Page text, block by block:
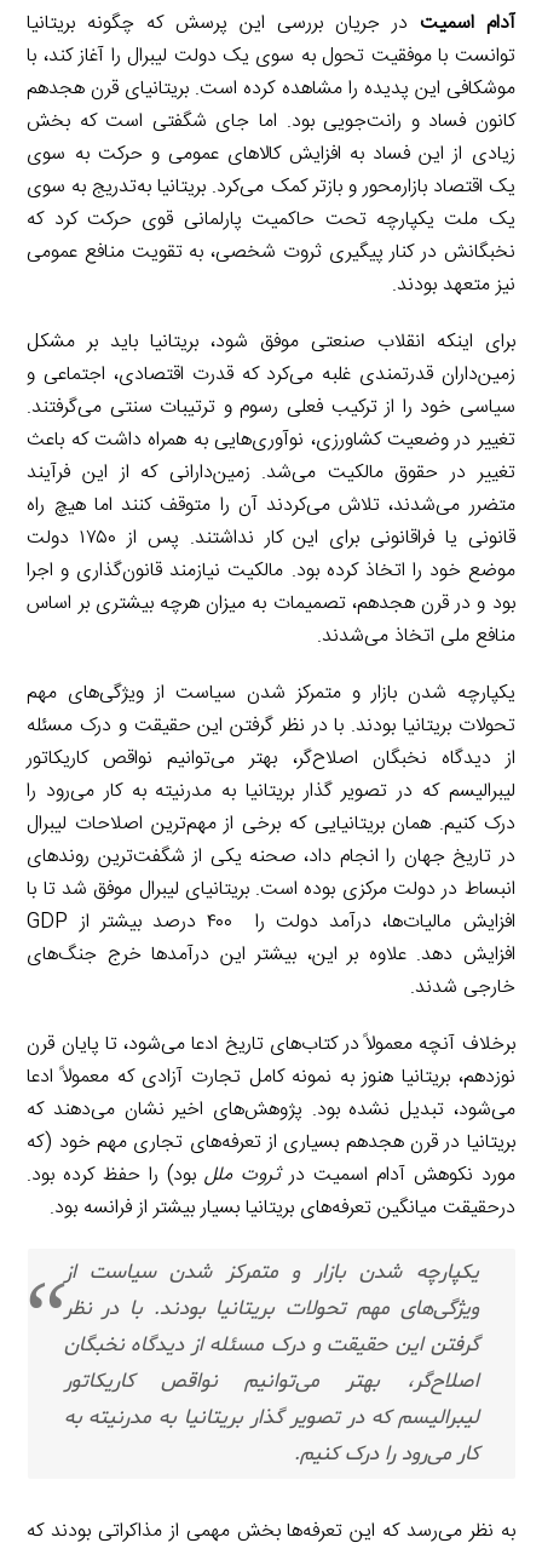
آدام اسمیت در جریان بررسی این پرسش که چگونه بریتانیا
توانست با موفقیت تحول به سوی یک دولت لیبرال را آغاز کند، با
موشکافی این پدیده را مشاهده کرده است. بریتانیای قرن هجدهم
کانون فساد و رانت‌جویی بود. اما جای شگفتی است که بخش
زیادی از این فساد به افزایش کالاهای عمومی و حرکت به سوی
یک اقتصاد بازارمحور و بازتر کمک می‌کرد. بریتانیا به‌تدریج به سوی
یک ملت یکپارچه تحت حاکمیت پارلمانی قوی حرکت کرد که
نخبگانش در کنار پیگیری ثروت شخصی، به تقویت منافع عمومی
نیز متعهد بودند.
برای اینکه انقلاب صنعتی موفق شود، بریتانیا باید بر مشکل
زمین‌داران قدرتمندی غلبه می‌کرد که قدرت اقتصادی، اجتماعی و
سیاسی خود را از ترکیب فعلی رسوم و ترتیبات سنتی می‌گرفتند.
تغییر در وضعیت کشاورزی، نوآوری‌هایی به همراه داشت که باعث
تغییر در حقوق مالکیت می‌شد. زمین‌دارانی که از این فرآیند
متضرر می‌شدند، تلاش می‌کردند آن را متوقف کنند اما هیچ راه
قانونی یا فراقانونی برای این کار نداشتند. پس از ۱۷۵۰ دولت
موضع خود را اتخاذ کرده بود. مالکیت نیازمند قانون‌گذاری و اجرا
بود و در قرن هجدهم، تصمیمات به میزان هرچه بیشتری بر اساس
منافع ملی اتخاذ می‌شدند.
یکپارچه شدن بازار و متمرکز شدن سیاست از ویژگی‌های مهم
تحولات بریتانیا بودند. با در نظر گرفتن این حقیقت و درک مسئله
از دیدگاه نخبگان اصلاح‌گر، بهتر می‌توانیم نواقص کاریکاتور
لیبرالیسم که در تصویر گذار بریتانیا به مدرنیته به کار می‌رود را
درک کنیم. همان بریتانیایی که برخی از مهم‌ترین اصلاحات لیبرال
در تاریخ جهان را انجام داد، صحنه یکی از شگفت‌ترین روندهای
انبساط در دولت مرکزی بوده است. بریتانیای لیبرال موفق شد تا با
افزایش مالیات‌ها، درآمد دولت را ۴۰۰ درصد بیشتر از GDP
افزایش دهد. علاوه بر این، بیشتر این درآمدها خرج جنگ‌های
خارجی شدند.
برخلاف آنچه معمولاً در کتاب‌های تاریخ ادعا می‌شود، تا پایان قرن
نوزدهم، بریتانیا هنوز به نمونه کامل تجارت آزادی که معمولاً ادعا
می‌شود، تبدیل نشده بود. پژوهش‌های اخیر نشان می‌دهند که
بریتانیا در قرن هجدهم بسیاری از تعرفه‌های تجاری مهم خود (که
مورد نکوهش آدام اسمیت درثروت مللبود) را حفظ کرده بود.
درحقیقت میانگین تعرفه‌های بریتانیا بسیار بیشتر از فرانسه بود.
یکپارچه شدن بازار و متمرکز شدن سیاست از
ویژگی‌های مهم تحولات بریتانیا بودند. با در نظر
گرفتن این حقیقت و درک مسئله از دیدگاه نخبگان
اصلاح‌گر، بهتر می‌توانیم نواقص کاریکاتور
لیبرالیسم که در تصویر گذار بریتانیا به مدرنیته به
کار می‌رود را درک کنیم.
به نظر می‌رسد که این تعرفه‌ها بخش مهمی از مذاکراتی بودند که